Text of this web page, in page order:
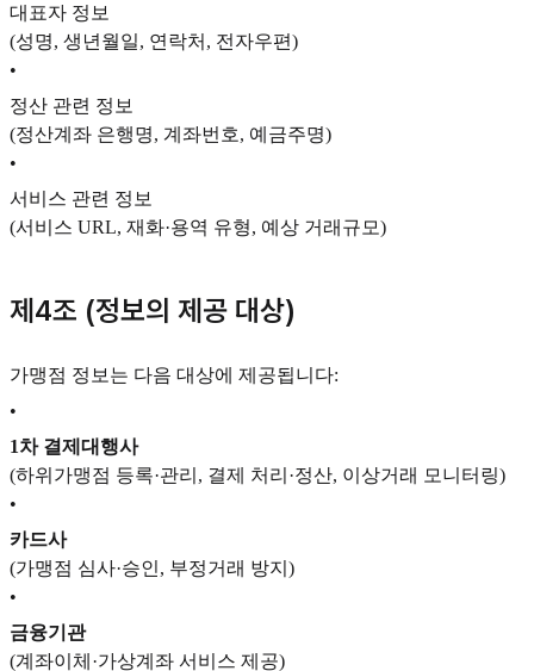
대표자 정보
(성명, 생년월일, 연락처, 전자우편)
•
정산 관련 정보
(정산계좌 은행명, 계좌번호, 예금주명)
•
서비스 관련 정보
(서비스 URL, 재화·용역 유형, 예상 거래규모)
제4조 (정보의 제공 대상)
가맹점 정보는 다음 대상에 제공됩니다:
•
1차 결제대행사
(하위가맹점 등록·관리, 결제 처리·정산, 이상거래 모니터링)
•
카드사
(가맹점 심사·승인, 부정거래 방지)
•
금융기관
(계좌이체·가상계좌 서비스 제공)